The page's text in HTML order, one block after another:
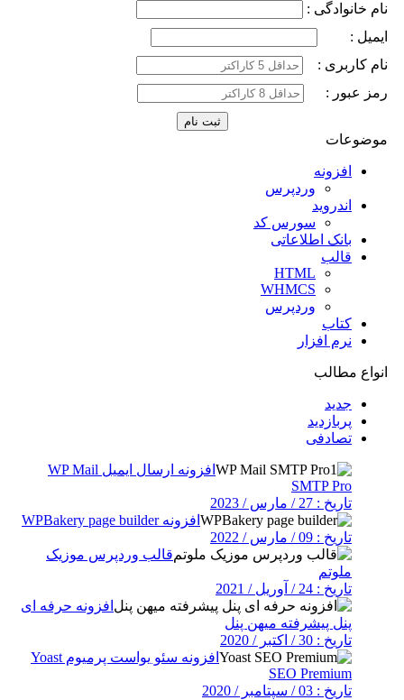
نام خانوادگی :
ایمیل :
نام کاربری :
رمز عبور :
موضوعات
افزونه
وردپرس
اندروید
سورس کد
بانک اطلاعاتی
قالب
HTML
WHMCS
وردپرس
کتاب
نرم افزار
انواع مطالب
جدید
پربازدید
تصادفی
افزونه ارسال ایمیل WP Mail
SMTP Pro
تاریخ : 27 / مارس / 2023
افزونه WPBakery page builder
تاریخ : 09 / مارس / 2022
قالب وردپرس موزیک
ملوتم
تاریخ : 24 / آوریل / 2021
افزونه حرفه ای
پنل پیشرفته میهن پنل
تاریخ : 30 / اکتبر / 2020
افزونه سئو یواست پرمیوم Yoast
SEO Premium
تاریخ : 03 / سپتامبر / 2020